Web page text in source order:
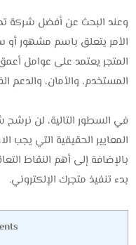
وعند البحث عن أفضل شركة
الأمر يتعلق باسم مشهور أو
المتجر يعتمد على عوامل أعمق
المستخدم، والأمان، والدعم
في السطور التالية، لن
المعايير الحقيقية التي يجب
بالإضافة إلى أهم النقاط
بدء تنفيذ متجرك الإلكتروني.